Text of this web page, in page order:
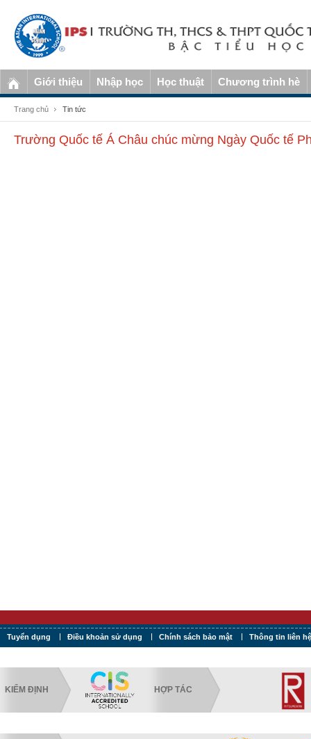
Giới thiệu Nhập học Học thuật Chương trình hè
Trang chủ Tin tức
Trường Quốc tế Á Châu chúc mừng Ngày Quốc tế
Tuyển dụng Điều khoản sử dụng Chính sách bảo mật Thông tin liên hệ
KIỂM ĐỊNH HỢP TÁC